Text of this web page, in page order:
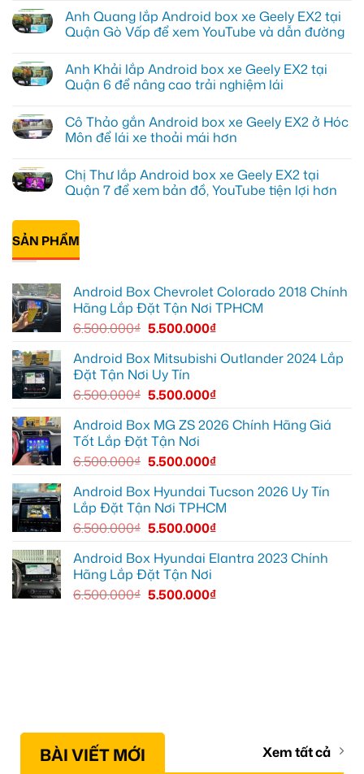
bình
luận
ở
lắp
Android
Box
EX2
tại
Quận
xem
Youtube
Anh Quang lắp Android box xe Geely EX2 tại
Quận Gò Vấp để xem YouTube và dẫn đường
bình
luận
ở
lắp
Android
box
EX2
tại
Quận
xem
YouTube
và
Anh Khải lắp Android box xe Geely EX2 tại
Quận 6 để nâng cao trải nghiệm lái
bình
luận
ở
lắp
Android
box
EX2
tại
Quận
6
cao
trải
nghiệm
Cô Thảo gắn Android box xe Geely EX2 ở Hóc
Môn để lái xe thoải mái hơn
bình
luận
ở
gắn
Android
box
xe
Hóc
Môn
lái
thoải
mái
hơn
Chị Thư lắp Android box xe Geely EX2 tại
Quận 7 để xem bản đồ, YouTube tiện lợi hơn
có
luận
ở
Chị
Android
box
Geely
EX2
Quận
để
bản
YouTube
tiện
lợi
hơn
SẢN PHẨM
Android Box Chevrolet Colorado 2018 Chính
Hãng Lắp Đặt Tận Nơi TPHCM
6.500.000₫ 5.500.000₫
Android Box Mitsubishi Outlander 2024 Lắp
Đặt Tận Nơi Uy Tín
6.500.000₫ 5.500.000₫
Android Box MG ZS 2026 Chính Hãng Giá
Tốt Lắp Đặt Tận Nơi
6.500.000₫ 5.500.000₫
Android Box Hyundai Tucson 2026 Uy Tín
Lắp Đặt Tận Nơi TPHCM
6.500.000₫ 5.500.000₫
Android Box Hyundai Elantra 2023 Chính
Hãng Lắp Đặt Tận Nơi
6.500.000₫ 5.500.000₫
BÀI VIẾT MỚI Xem tất cả